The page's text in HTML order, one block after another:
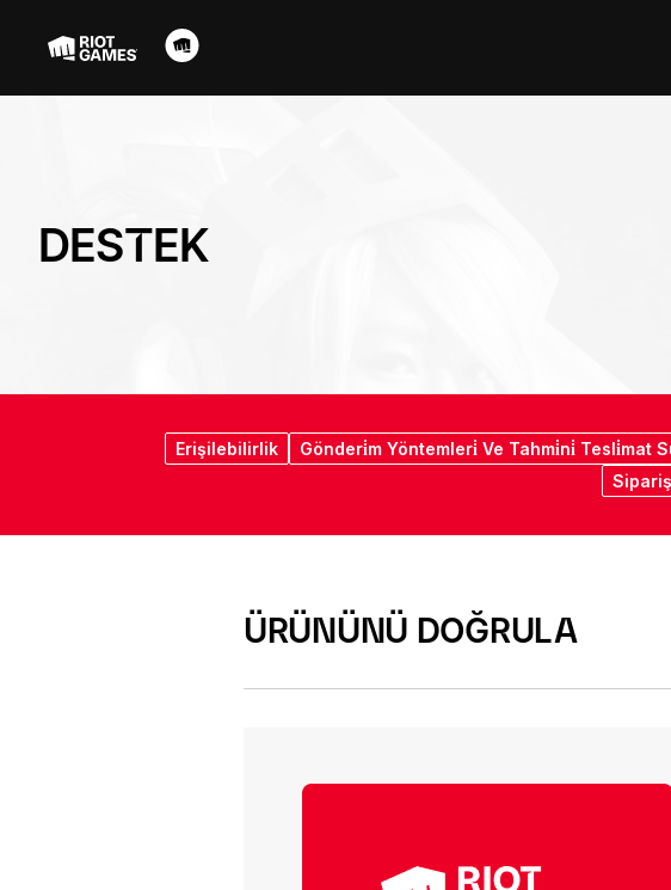
DESTEK
Erişilebilirlik Gönderi̇m Yöntemleri̇ Ve Tahmi̇ni̇ Tesli̇mat
ÜRÜNÜNÜ DOĞRULA